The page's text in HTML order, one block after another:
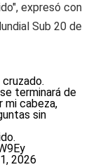
expresó con
Sub 20 de
terminará de
mi cabeza,
sin
2026